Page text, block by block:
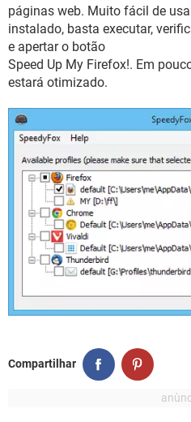
GUIA DE COMPRAS
páginas web. Muito fácil de
instalado, basta executar,
e apertar o botão
Speed Up My Firefox!. Em
estará otimizado.
Compartilhar